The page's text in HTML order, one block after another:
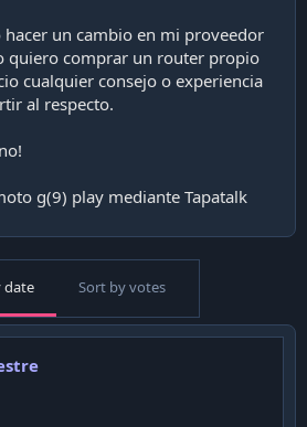
hacer un cambio en mi proveedor
quiero comprar un router propio
cualquier consejo o experiencia
al respecto.
g(9) play mediante Tapatalk
date Sort by votes